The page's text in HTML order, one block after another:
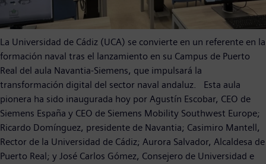
La Universidad de Cádiz (UCA) se convierte en un referente en la
formación naval tras el lanzamiento en su Campus de Puerto
Real del aula Navantia-Siemens, que impulsará la
transformación digital del sector naval andaluz. Esta aula
pionera ha sido inaugurada hoy por Agustín Escobar, CEO de
Siemens España y CEO de Siemens Mobility Southwest Europe;
Ricardo Domínguez, presidente de Navantia; Casimiro Mantell,
Rector de la Universidad de Cádiz; Aurora Salvador, Alcaldesa de
Puerto Real; y José Carlos Gómez, Consejero de Universidad e